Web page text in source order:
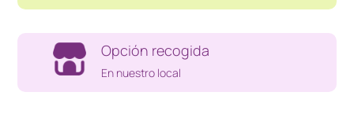
Opción recogida
En nuestro local